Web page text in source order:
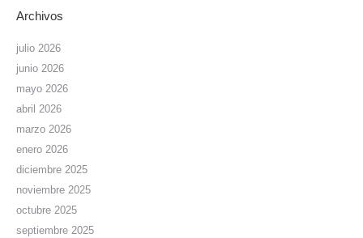
Archivos
julio 2026
junio 2026
mayo 2026
abril 2026
marzo 2026
enero 2026
diciembre 2025
noviembre 2025
octubre 2025
septiembre 2025